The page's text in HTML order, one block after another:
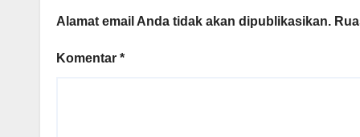
Alamat email Anda tidak akan dipublikasikan.
Komentar *